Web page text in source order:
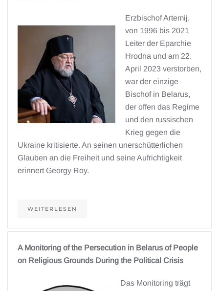
Erzbischof Artemij,
von 1996 bis 2021
Leiter der Eparchie
Hrodna und am 22.
April 2023 verstorben,
war der einzige
Bischof in Belarus,
der offen das Regime
und den russischen
Krieg gegen die
Ukraine kritisierte. An seinen unerschütterlichen
Glauben an die Freiheit und seine Aufrichtigkeit
erinnert Georgy Roy.
WEITERLESEN
A Monitoring of the Persecution in Belarus of People
on Religious Grounds During the Political Crisis
Das Monitoring trägt